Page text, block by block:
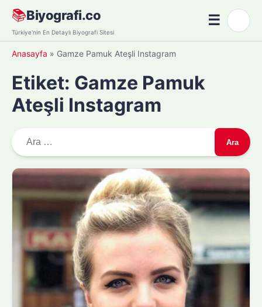
Skip
content
📚Biyografi.co
Türkiye'nin En Detaylı Biyografi Sitesi
☰Menü
Anasayfa » Gamze Pamuk Ateşli Instagram
Etiket: Gamze Pamuk
Ateşli Instagram
r
a